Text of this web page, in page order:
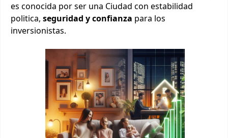
es conocida por ser una Ciudad con estabilidad
politica, seguridad y confianza para los
inversionistas.